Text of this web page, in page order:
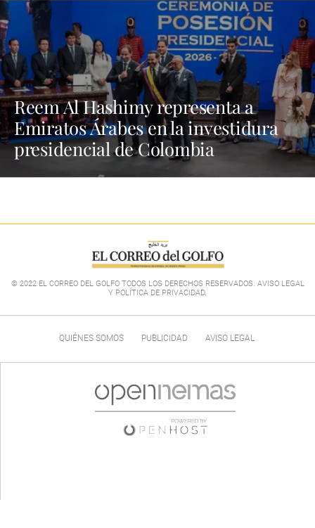
Reem Al Hashimy representa a
Emiratos Árabes en la investidura
presidencial de Colombia
© 2022 EL CORREO DEL GOLFO TODOS LOS DERECHOS RESERVADOS. AVISO LEGAL
Y POLÍTICA DE PRIVACIDAD.
QUIÉNES SOMOS PUBLICIDAD AVISO LEGAL